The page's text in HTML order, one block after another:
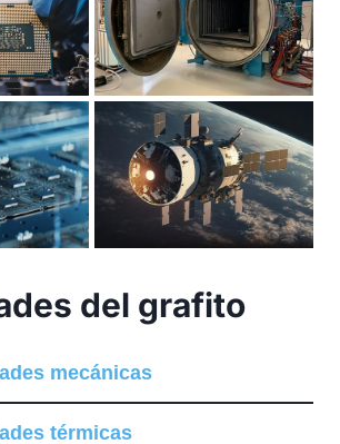
del grafito
mecánicas
térmicas